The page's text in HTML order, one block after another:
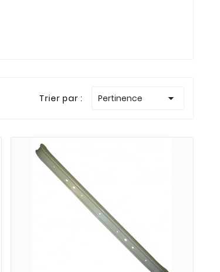
Trier par : Pertinence 